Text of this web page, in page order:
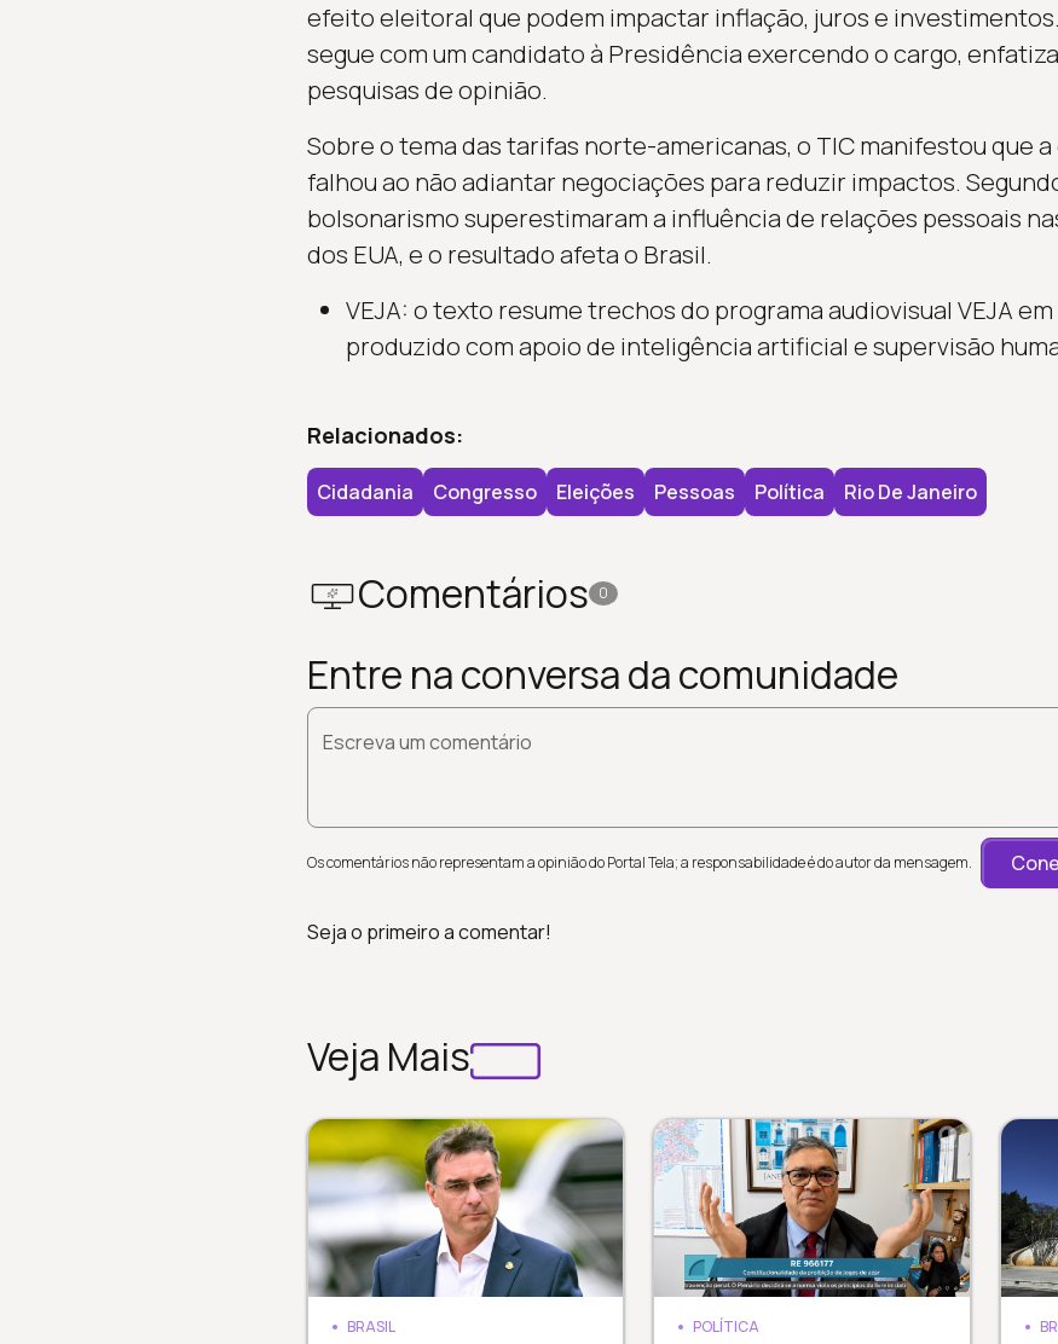
efeito eleitoral que podem impactar inflação, juros e
segue com um candidato à Presidência exercendo o cargo,
pesquisas de opinião.
Sobre o tema das tarifas norte-americanas, o TIC manifestou que
falhou ao não adiantar negociações para reduzir impactos.
bolsonarismo superestimaram a influência de relações pessoais
dos EUA, e o resultado afeta o Brasil.
VEJA: o texto resume trechos do programa audiovisual VEJA
produzido com apoio de inteligência artificial e supervisão
Relacionados:
Cidadania Congresso Eleições Pessoas Política Rio De Janeiro
Comentários 0
Entre na conversa da comunidade
Escreva um comentário
Os comentários não representam a opinião do Portal Tela; a responsabilidade é do autor da mensagem.
Seja o primeiro a comentar!
Veja Mais
BRASIL POLÍTICA